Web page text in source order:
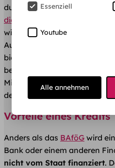
du gerade so über die Runden.
dich deine Eltern noch ein
willst du ja auf eigenen
Ausweg, um finanziell über
bieten heutzutage Kredite.
bei der aktuellen Zinslage
Minuszins können sie dir
deutlich zu verbessern.
Vorteile eines Kredits
Anders als das BAföG wird
Bank oder einem anderen
nicht vom Staat finanziert.
Essenziell
Youtube
Alle annehmen